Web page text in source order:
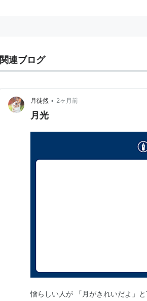
ブログ、ビジブロ(bizblo)
関連ブログ
月徒然 • 2ヶ月前
月光
憎らしい人が 「月がきれいだよ」